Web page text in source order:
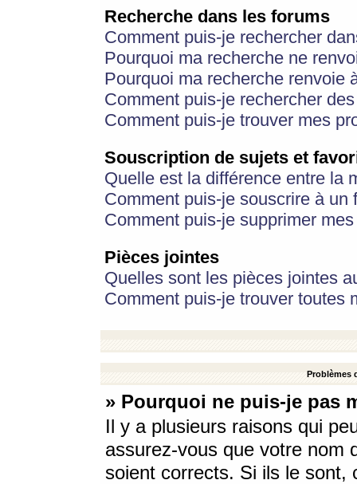
Recherche dans les forums
Comment puis-je rechercher
Pourquoi ma recherche ne
Pourquoi ma recherche renvoie
Comment puis-je rechercher
Comment puis-je trouver mes
Souscription de sujets et
Quelle est la différence entre la
Comment puis-je souscrire à
Comment puis-je supprimer
Pièces jointes
Quelles sont les pièces jointes
Comment puis-je trouver toutes
Problèmes
» Pourquoi ne puis-je pas
Il y a plusieurs raisons qui
assurez-vous que votre nom
soient corrects. Si ils le sont,